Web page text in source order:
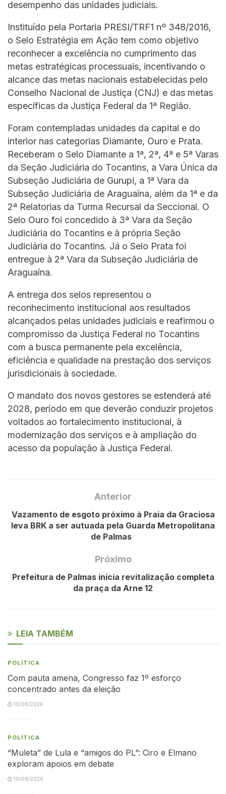
desempenho das unidades judiciais.
Instituído pela Portaria PRESI/TRF1 nº 348/2016,
o Selo Estratégia em Ação tem como objetivo
reconhecer a excelência no cumprimento das
metas estratégicas processuais, incentivando o
alcance das metas nacionais estabelecidas pelo
Conselho Nacional de Justiça (CNJ) e das metas
específicas da Justiça Federal da 1ª Região.
Foram contempladas unidades da capital e do
interior nas categorias Diamante, Ouro e Prata.
Receberam o Selo Diamante a 1ª, 2ª, 4ª e 5ª Varas
da Seção Judiciária do Tocantins, a Vara Única da
Subseção Judiciária de Gurupi, a 1ª Vara da
Subseção Judiciária de Araguaína, além da 1ª e da
2ª Relatorias da Turma Recursal da Seccional. O
Selo Ouro foi concedido à 3ª Vara da Seção
Judiciária do Tocantins e à própria Seção
Judiciária do Tocantins. Já o Selo Prata foi
entregue à 2ª Vara da Subseção Judiciária de
Araguaína.
A entrega dos selos representou o
reconhecimento institucional aos resultados
alcançados pelas unidades judiciais e reafirmou o
compromisso da Justiça Federal no Tocantins
com a busca permanente pela excelência,
eficiência e qualidade na prestação dos serviços
jurisdicionais à sociedade.
O mandato dos novos gestores se estenderá até
2028, período em que deverão conduzir projetos
voltados ao fortalecimento institucional, à
modernização dos serviços e à ampliação do
acesso da população à Justiça Federal.
Anterior
Vazamento de esgoto próximo à Praia da Graciosa
leva BRK a ser autuada pela Guarda Metropolitana
de Palmas
Próximo
Prefeitura de Palmas inicia revitalização completa
da praça da Arne 12
LEIA TAMBÉM
POLÍTICA
Com pauta amena, Congresso faz 1º esforço
concentrado antes da eleição
10/08/2026
POLÍTICA
“Muleta” de Lula e “amigos do PL”: Ciro e Elmano
exploram apoios em debate
10/08/2026